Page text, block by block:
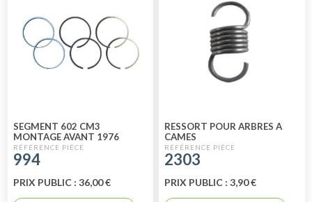
SEGMENT 602 CM3
MONTAGE AVANT 1976
994
PRIX PUBLIC : 36,00 €
RESSORT POUR ARBRES A
CAMES
2303
PRIX PUBLIC : 3,90 €